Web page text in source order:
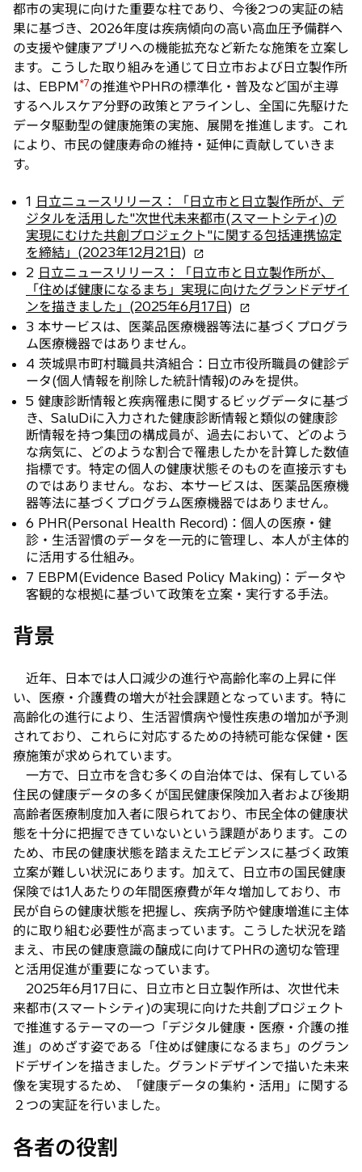
都市の実現に向けた重要な柱であり、今後2つの実証の結
果に基づき、2026年度は疾病傾向の高い高血圧予備群へ
の支援や健康アプリへの機能拡充など新たな施策を立案し
ます。こうした取り組みを通じて日立市および日立製作所
は、EBPM*7の推進やPHRの標準化・普及など国が主導
するヘルスケア分野の政策とアラインし、全国に先駆けた
データ駆動型の健康施策の実施、展開を推進します。これ
により、市民の健康寿命の維持・延伸に貢献していきま
す。
1 日立ニュースリリース：「日立市と日立製作所が、デ
ジタルを活用した"次世代未来都市(スマートシティ)の
実現にむけた共創プロジェクト"に関する包括連携協定
を締結」(2023年12月21日) 新
し
い
タ
ブ
で
開
く
2 日立ニュースリリース：「日立市と日立製作所が、
「住めば健康になるまち」実現に向けたグランドデザイ
ンを描きました」(2025年6月17日) 新
し
タ
ブ
で
開
く
3 本サービスは、医薬品医療機器等法に基づくプログラ
ム医療機器ではありません。
4 茨城県市町村職員共済組合：日立市役所職員の健診デ
ータ(個人情報を削除した統計情報)のみを提供。
5 健康診断情報と疾病罹患に関するビッグデータに基づ
き、SaluDiに入力された健康診断情報と類似の健康診
断情報を持つ集団の構成員が、過去において、どのよう
な病気に、どのような割合で罹患したかを計算した数値
指標です。特定の個人の健康状態そのものを直接示すも
のではありません。なお、本サービスは、医薬品医療機
器等法に基づくプログラム医療機器ではありません。
6 PHR(Personal Health Record)：個人の医療・健
診・生活習慣のデータを一元的に管理し、本人が主体的
に活用する仕組み。
7 EBPM(Evidence Based Policy Making)：データや
客観的な根拠に基づいて政策を立案・実行する手法。
背景
近年、日本では人口減少の進行や高齢化率の上昇に伴
い、医療・介護費の増大が社会課題となっています。特に
高齢化の進行により、生活習慣病や慢性疾患の増加が予測
されており、これらに対応するための持続可能な保健・医
療施策が求められています。
一方で、日立市を含む多くの自治体では、保有している
住民の健康データの多くが国民健康保険加入者および後期
高齢者医療制度加入者に限られており、市民全体の健康状
態を十分に把握できていないという課題があります。この
ため、市民の健康状態を踏まえたエビデンスに基づく政策
立案が難しい状況にあります。加えて、日立市の国民健康
保険では1人あたりの年間医療費が年々増加しており、市
民が自らの健康状態を把握し、疾病予防や健康増進に主体
的に取り組む必要性が高まっています。こうした状況を踏
まえ、市民の健康意識の醸成に向けてPHRの適切な管理
と活用促進が重要になっています。
2025年6月17日に、日立市と日立製作所は、次世代未
来都市(スマートシティ)の実現に向けた共創プロジェクト
で推進するテーマの一つ「デジタル健康・医療・介護の推
進」のめざす姿である「住めば健康になるまち」のグラン
ドデザインを描きました。グランドデザインで描いた未来
像を実現するため、「健康データの集約・活用」に関する
２つの実証を行いました。
各者の役割